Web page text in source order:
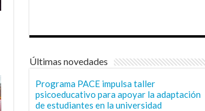
Últimas novedades
Programa PACE impulsa taller
psicoeducativo para apoyar la adaptación
de estudiantes en la universidad